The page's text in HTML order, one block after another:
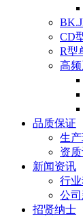
CD
R型
高
品质保证
生
资
新闻资讯
行
公
招贤纳士